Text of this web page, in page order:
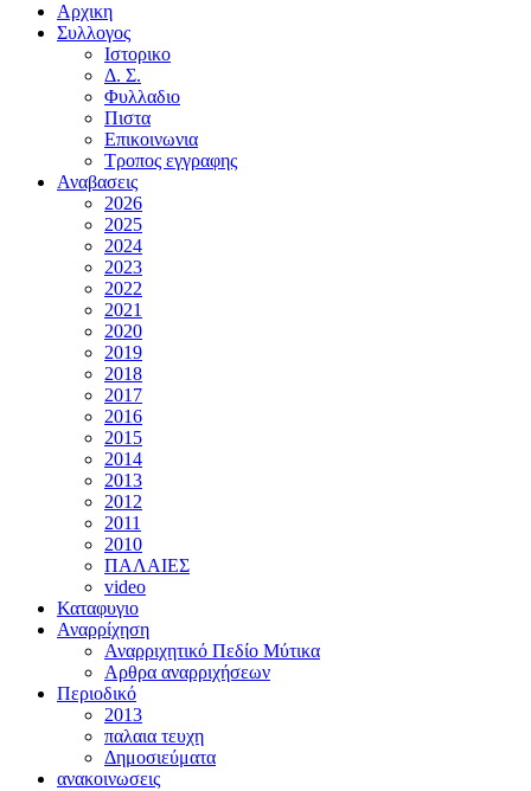
Αρχικη
Συλλογος
Ιστορικο
Δ. Σ.
Φυλλαδιο
Πιστα
Επικοινωνια
Τροπος εγγραφης
Αναβασεις
2026
2025
2024
2023
2022
2021
2020
2019
2018
2017
2016
2015
2014
2013
2012
2011
2010
ΠΑΛΑΙΕΣ
video
Καταφυγιο
Αναρρίχηση
Αναρριχητικό Πεδίο Μύτικα
Αρθρα αναρριχήσεων
Περιοδικό
2013
παλαια τευχη
Δημοσιεύματα
ανακοινωσεις